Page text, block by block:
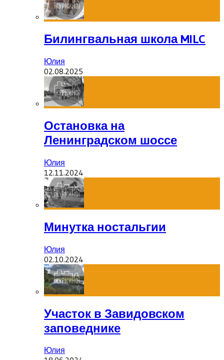
Билингвальная школа MILC
Юлия
02.08.2025
Остановка на
Ленинградском шоссе
Юлия
12.11.2024
Минутка ностальгии
Юлия
02.10.2024
Участок в Завидовском
заповеднике
Юлия